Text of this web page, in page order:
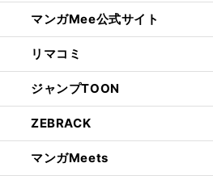
マンガMee公式サイト
リマコミ
ジャンプTOON
ZEBRACK
マンガMeets